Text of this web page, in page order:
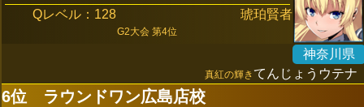
Qレベル：128 琥珀賢者
G2大会 第4位
神奈川県
真紅の輝きてんじょうウテナ
6位 ラウンドワン広島店校